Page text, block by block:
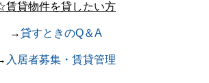
賃貸物件を貸したい方
→貸すときのQ＆A
入居者募集・賃貸管理